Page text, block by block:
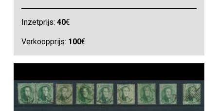
Inzetprijs:40€
Verkoopprijs: 100€